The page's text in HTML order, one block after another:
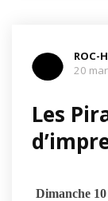
ROC-
20
Les
Dimanche